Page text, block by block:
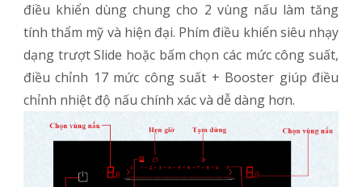
điều khiển dùng chung cho 2 vùng nấu làm tăng
tính thẩm mỹ và hiện đại. Phím điều khiển siêu nhạy
dạng trượt Slide hoặc bấm chọn các mức công suất,
điều chỉnh 17 mức công suất + Booster giúp điều
chỉnh nhiệt độ nấu chính xác và dễ dàng hơn.